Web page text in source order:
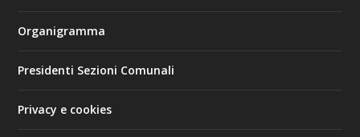
Organigramma
Presidenti Sezioni Comunali
Privacy e cookies